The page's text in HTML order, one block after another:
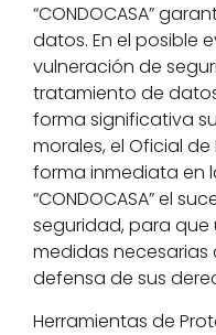
“CONDOCASA”
datos. En el posible
vulneración de
tratamiento de
forma significativa
morales, el Oficial
forma inmediata en
“CONDOCASA” el
seguridad, para
medidas
defensa de sus
Herramientas de